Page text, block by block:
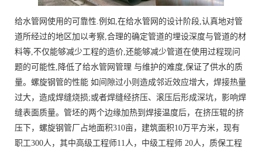
给水管网使用的可靠性.例如,在给水管网的设计阶段,认真地对管
道所经过的地区加以考察,合理的确定管道的埋设深度与管道的材
料等,不仅能够减少工程的造价,还能够减少管道在使用过程现问
题的可能性,降低了给水管网管理 与维护的难度,保证了供水的质
量。螺旋钢管的性能 如间隙过小则造成邻近效应增大，焊接热量
过大，造成焊缝烧损;或者焊缝经挤压、滚压后形成深坑，影响焊
缝表面质量。管坯的两个边缘加热到焊接温度后，在挤压辊的挤
压下，螺旋钢管厂占地面积310亩，建筑面积10万平方米，现有
职工300人，其中高级工程师11人，中级工程师 20人，质保工程